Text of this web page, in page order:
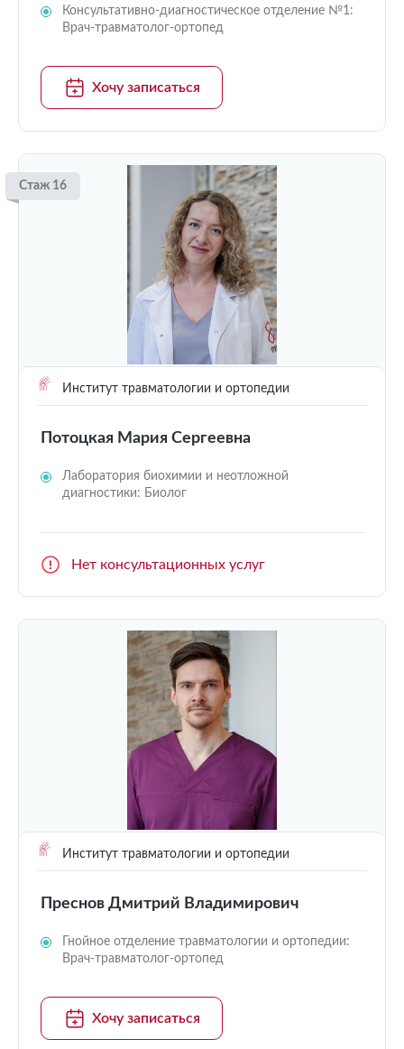
Консультативно-диагностическое отделение №1:
Врач-травматолог-ортопед
Хочу записаться
Стаж 16
Институт травматологии и ортопедии
Потоцкая Мария Сергеевна
Лаборатория биохимии и неотложной
диагностики: Биолог
Нет консультационных услуг
Институт травматологии и ортопедии
Преснов Дмитрий Владимирович
Гнойное отделение травматологии и ортопедии:
Врач-травматолог-ортопед
Хочу записаться